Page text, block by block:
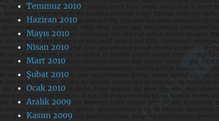
Temmuz 2010
Haziran 2010
Mayıs 2010
Nisan 2010
Mart 2010
Şubat 2010
Ocak 2010
Aralık 2009
Kasım 2009